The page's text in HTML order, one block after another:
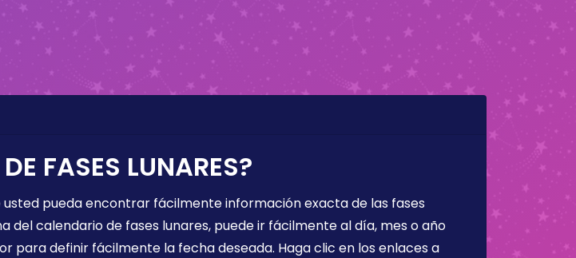
FASES LUNARES?
pueda encontrar fácilmente información exacta de las fases
del calendario de fases lunares, puede ir fácilmente al día, mes o año
definir fácilmente la fecha deseada. Haga clic en los enlaces a